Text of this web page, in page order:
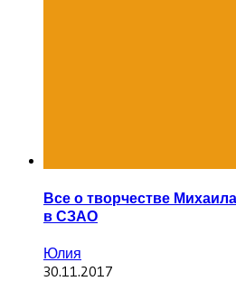
Все о творчестве
в СЗАО
Юлия
30.11.2017